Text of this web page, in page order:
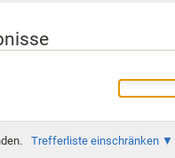
Trefferliste einschränken